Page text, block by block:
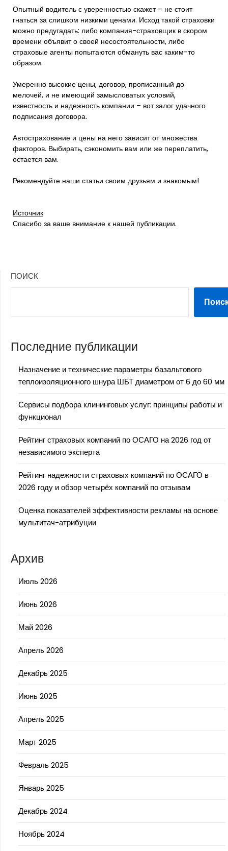
Опытный водитель с уверенностью скажет – не стоит
гнаться за слишком низкими ценами. Исход такой страховки
можно предугадать: либо компания-страховщик в скором
времени объявит о своей несостоятельности, либо
страховые агенты попытаются обмануть вас каким-то
образом.
Умеренно высокие цены, договор, прописанный до
мелочей, и не имеющий замысловатых условий,
известность и надежность компании – вот залог удачного
подписания договора.
Автострахование и цены на него зависит от множества
факторов. Выбирать, сэкономить вам или же переплатить,
остается вам.
Рекомендуйте наши статьи своим друзьям и знакомым!
Источник
Спасибо за ваше внимание к нашей публикации.
ПОИСК
Последние публикации
Назначение и технические параметры базальтового
теплоизоляционного шнура ШБТ диаметром от 6 до 60 мм
Сервисы подбора клининговых услуг: принципы работы и
функционал
Рейтинг страховых компаний по ОСАГО на 2026 год от
независимого эксперта
Рейтинг надежности страховых компаний по ОСАГО в
2026 году и обзор четырёх компаний по отзывам
Оценка показателей эффективности рекламы на основе
мультитач-атрибуции
Архив
Июль 2026
Июнь 2026
Май 2026
Апрель 2026
Декабрь 2025
Июнь 2025
Апрель 2025
Март 2025
Февраль 2025
Январь 2025
Декабрь 2024
Ноябрь 2024